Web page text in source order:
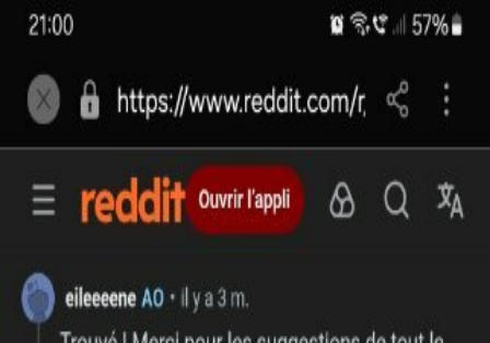
Nos doudous Annonces
Annonces doudous perdus/trouvés
Retour aux annonces